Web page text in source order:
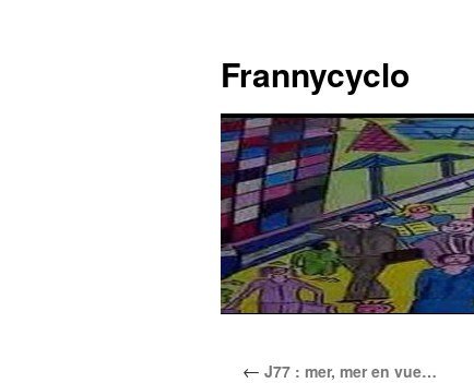
contenu
Frannycyclo
← J77 : mer, mer en vue…